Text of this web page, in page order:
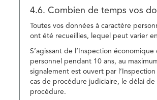
4.6. Combien de temps vos
Toutes vos données à caractère
ont été recueillies, lequel peut varier
S’agissant de l’Inspection
personnel pendant 10 ans, au
signalement est ouvert par
cas de procédure judiciaire, le délai
procédure.